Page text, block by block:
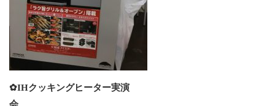
✿IHクッキングヒーター実演
会